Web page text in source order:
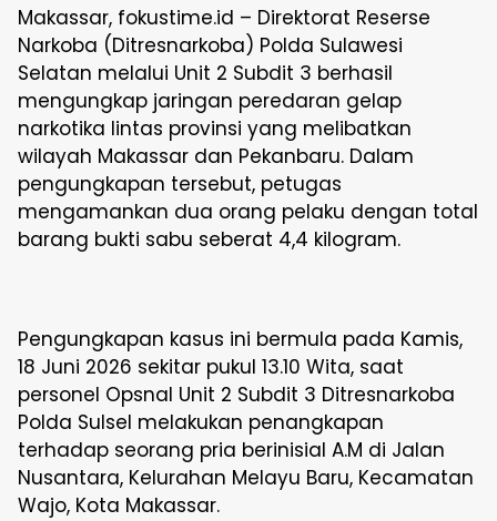
Makassar, fokustime.id – Direktorat Reserse
Narkoba (Ditresnarkoba) Polda Sulawesi
Selatan melalui Unit 2 Subdit 3 berhasil
mengungkap jaringan peredaran gelap
narkotika lintas provinsi yang melibatkan
wilayah Makassar dan Pekanbaru. Dalam
pengungkapan tersebut, petugas
mengamankan dua orang pelaku dengan total
barang bukti sabu seberat 4,4 kilogram.
Pengungkapan kasus ini bermula pada Kamis,
18 Juni 2026 sekitar pukul 13.10 Wita, saat
personel Opsnal Unit 2 Subdit 3 Ditresnarkoba
Polda Sulsel melakukan penangkapan
terhadap seorang pria berinisial A.M di Jalan
Nusantara, Kelurahan Melayu Baru, Kecamatan
Wajo, Kota Makassar.